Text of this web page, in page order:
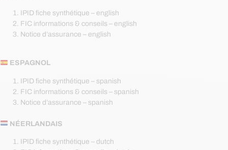
IPID fiche synthétique – english
FIC informations & conseils – english
Notice d’assurance – english
ESPAGNOL
IPID fiche synthétique – spanish
FIC informations & conseils – spanish
Notice d’assurance – spanish
NÉERLANDAIS
IPID fiche synthétique – dutch